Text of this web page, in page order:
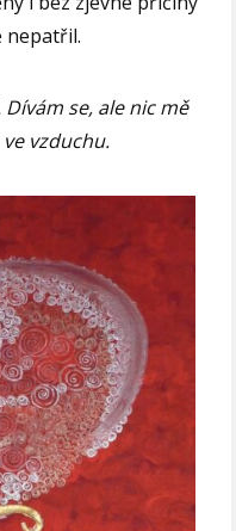
nepatřil.
se, ale nic mě
vzduchu.